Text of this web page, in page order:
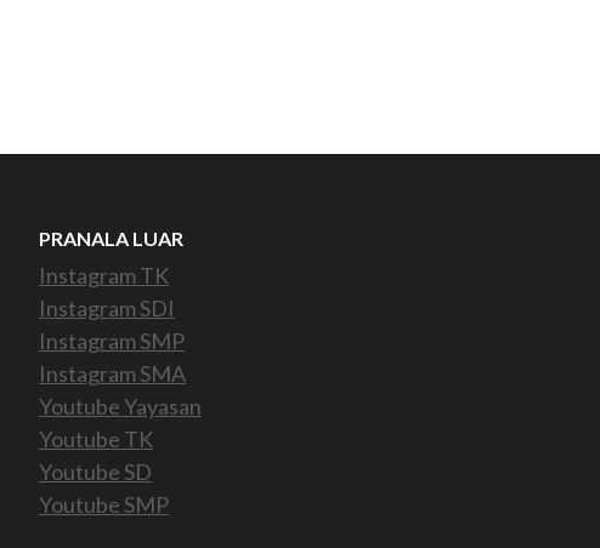
PRANALA LUAR
Instagram TK
Instagram SDI
Instagram SMP
Instagram SMA
Youtube Yayasan
Youtube TK
Youtube SD
Youtube SMP